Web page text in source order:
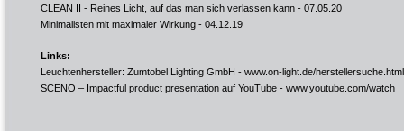
CLEAN II - Reines Licht, auf das man sich verlassen kann - 07.05.20
Minimalisten mit maximaler Wirkung - 04.12.19
Links:
Leuchtenhersteller: Zumtobel Lighting GmbH - www.on-light.de/herstellersuche.html
SCENO – Impactful product presentation auf YouTube - www.youtube.com/watch